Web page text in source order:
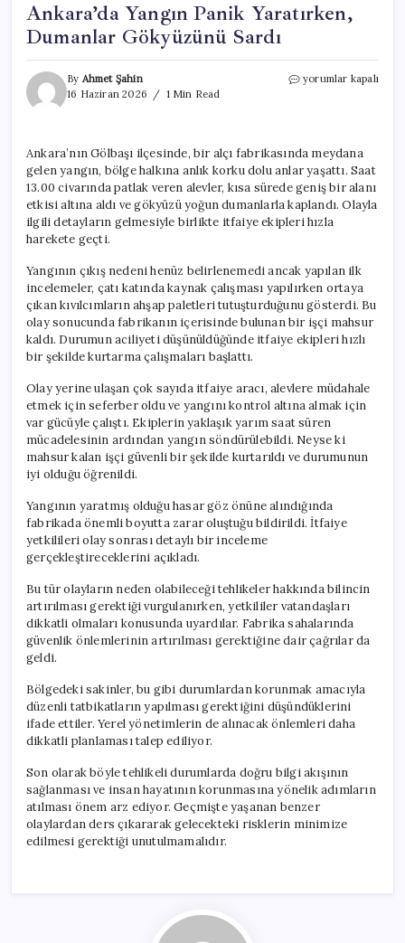
Ankara’da Yangın Panik Yaratırken,
Dumanlar Gökyüzünü Sardı
By Ahmet Şahin
16 Haziran 2026
1 Min Read
Ankara’da
Gökyüzünü
Sardı
için
yorumlar kapalı
Ankara’nın Gölbaşı ilçesinde, bir alçı fabrikasında meydana
gelen yangın, bölge halkına anlık korku dolu anlar yaşattı. Saat
13.00 civarında patlak veren alevler, kısa sürede geniş bir alanı
etkisi altına aldı ve gökyüzü yoğun dumanlarla kaplandı. Olayla
ilgili detayların gelmesiyle birlikte itfaiye ekipleri hızla
harekete geçti.
Yangının çıkış nedeni henüz belirlenemedi ancak yapılan ilk
incelemeler, çatı katında kaynak çalışması yapılırken ortaya
çıkan kıvılcımların ahşap paletleri tutuşturduğunu gösterdi. Bu
olay sonucunda fabrikanın içerisinde bulunan bir işçi mahsur
kaldı. Durumun aciliyeti düşünüldüğünde itfaiye ekipleri hızlı
bir şekilde kurtarma çalışmaları başlattı.
Olay yerine ulaşan çok sayıda itfaiye aracı, alevlere müdahale
etmek için seferber oldu ve yangını kontrol altına almak için
var gücüyle çalıştı. Ekiplerin yaklaşık yarım saat süren
mücadelesinin ardından yangın söndürülebildi. Neyse ki
mahsur kalan işçi güvenli bir şekilde kurtarıldı ve durumunun
iyi olduğu öğrenildi.
Yangının yaratmış olduğu hasar göz önüne alındığında
fabrikada önemli boyutta zarar oluştuğu bildirildi. İtfaiye
yetkilileri olay sonrası detaylı bir inceleme
gerçekleştireceklerini açıkladı.
Bu tür olayların neden olabileceği tehlikeler hakkında bilincin
artırılması gerektiği vurgulanırken, yetkililer vatandaşları
dikkatli olmaları konusunda uyardılar. Fabrika sahalarında
güvenlik önlemlerinin artırılması gerektiğine dair çağrılar da
geldi.
Bölgedeki sakinler, bu gibi durumlardan korunmak amacıyla
düzenli tatbikatların yapılması gerektiğini düşündüklerini
ifade ettiler. Yerel yönetimlerin de alınacak önlemleri daha
dikkatli planlaması talep ediliyor.
Son olarak böyle tehlikeli durumlarda doğru bilgi akışının
sağlanması ve insan hayatının korunmasına yönelik adımların
atılması önem arz ediyor. Geçmişte yaşanan benzer
olaylardan ders çıkararak gelecekteki risklerin minimize
edilmesi gerektiği unutulmamalıdır.